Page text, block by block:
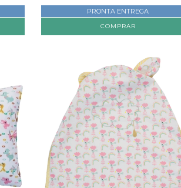
PRONTA ENTREGA